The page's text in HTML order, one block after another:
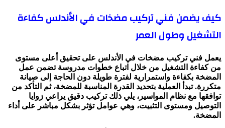
كيف يضمن فني تركيب مضخات في الأندلس كفاءة
التشغيل وطول العمر
يعمل فني تركيب مضخات في الأندلس على تحقيق أعلى مستوى
من كفاءة التشغيل من خلال اتباع خطوات مدروسة تضمن عمل
المضخة بكفاءة واستمرارية لفترة طويلة دون الحاجة إلى صيانة
متكررة. تبدأ العملية بتحديد القدرة المناسبة للمضخة، ثم التأكد من
توافقها مع نظام المواسير، يلي ذلك تركيب دقيق يراعي زوايا
التوصيل ومستوى التثبيت، وهي عوامل تؤثر بشكل مباشر على أداء
المضخة.